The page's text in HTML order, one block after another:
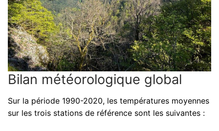
Bilan météorologique global
Sur la période 1990-2020, les températures moyennes
sur les trois stations de référence sont les suivantes :